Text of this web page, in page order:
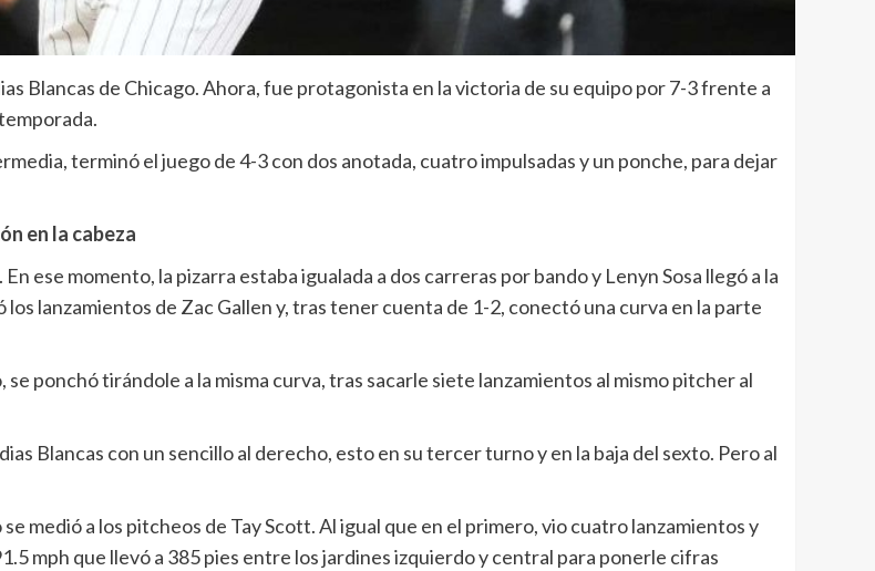
Blancas de Chicago. Ahora, fue protagonista en la victoria de su equipo por 7-3 frente a
terminó el juego de 4-3 con dos anotada, cuatro impulsadas y un ponche, para dejar
en la cabeza
ese momento, la pizarra estaba igualada a dos carreras por bando y Lenyn Sosa llegó a la
lanzamientos de Zac Gallen y, tras tener cuenta de 1-2, conectó una curva en la parte
ponchó tirándole a la misma curva, tras sacarle siete lanzamientos al mismo pitcher al
Blancas con un sencillo al derecho, esto en su tercer turno y en la baja del sexto. Pero al
medió a los pitcheos de Tay Scott. Al igual que en el primero, vio cuatro lanzamientos y
mph que llevó a 385 pies entre los jardines izquierdo y central para ponerle cifras